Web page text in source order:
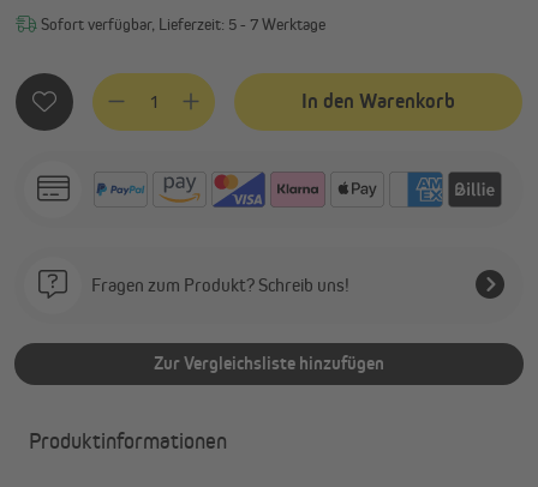
Sofort verfügbar, Lieferzeit: 5 - 7 Werktage
Produkt Anzahl: Gib den gewünschten Wert ein oder
In den Warenkorb
Fragen zum Produkt? Schreib uns!
Zur Vergleichsliste hinzufügen
Produktinformationen